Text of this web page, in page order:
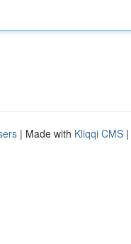
| Made with Kliqqi CMS |